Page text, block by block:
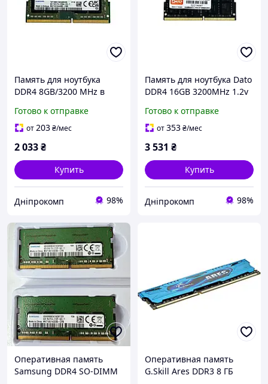
Память для ноутбука
DDR4 8GB/3200 MHz в
Готово к отправке
от203₴/мес
2 033₴
Купить
Дніпрокомп 98%
Память для ноутбука Dato
DDR4 16GB 3200MHz 1.2v
Готово к отправке
от353₴/мес
3 531 ₴
Купить
Дніпрокомп 98%
Оперативная память
Samsung DDR4 SO-DIMM
Оперативная память
G.Skill Ares DDR3 8 ГБ